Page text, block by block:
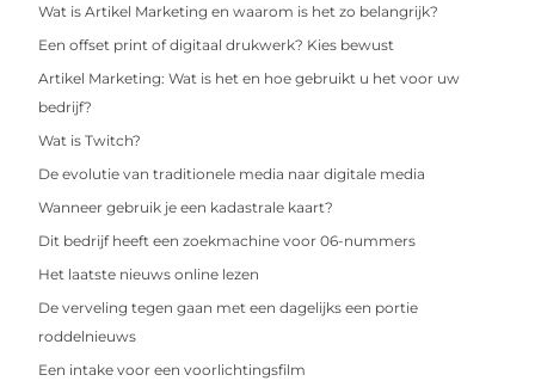
Wat is Artikel Marketing en waarom is het zo belangrijk?
Een offset print of digitaal drukwerk? Kies bewust
Artikel Marketing: Wat is het en hoe gebruikt u het voor uw
bedrijf?
Wat is Twitch?
De evolutie van traditionele media naar digitale media
Wanneer gebruik je een kadastrale kaart?
Dit bedrijf heeft een zoekmachine voor 06-nummers
Het laatste nieuws online lezen
De verveling tegen gaan met een dagelijks een portie
roddelnieuws
Een intake voor een voorlichtingsfilm